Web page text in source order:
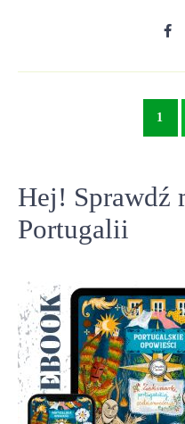
1
Hej! Sprawdź
Portugalii